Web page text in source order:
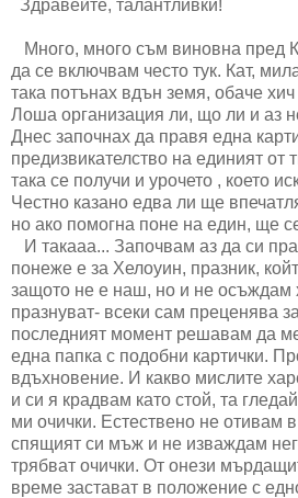
Здравейте, талантливки!
Много, много съм виновна пред
да се включвам често тук. Кат,
така потънах вдън земя, обаче
Лоша организация ли, що ли и аз
Днес започнах да правя една
предизвикателство на единият от
така се получи и урочето , което
Честно казано едва ли ще
но ако помогна поне на един, ще
И такааа... Започвам аз да си
понеже е за Хелоуин, празник,
защото не е наш, но и не осъждам
празнуват- всеки сам преценява
последният момент решавам да
една папка с подобни картички.
вдъхновение. И какво мислите
и си я крадвам като стой, та
ми очички. Естествено не отивам
спящият си мъж и не изваждам
трябват очички. От онези
време застават в положение с